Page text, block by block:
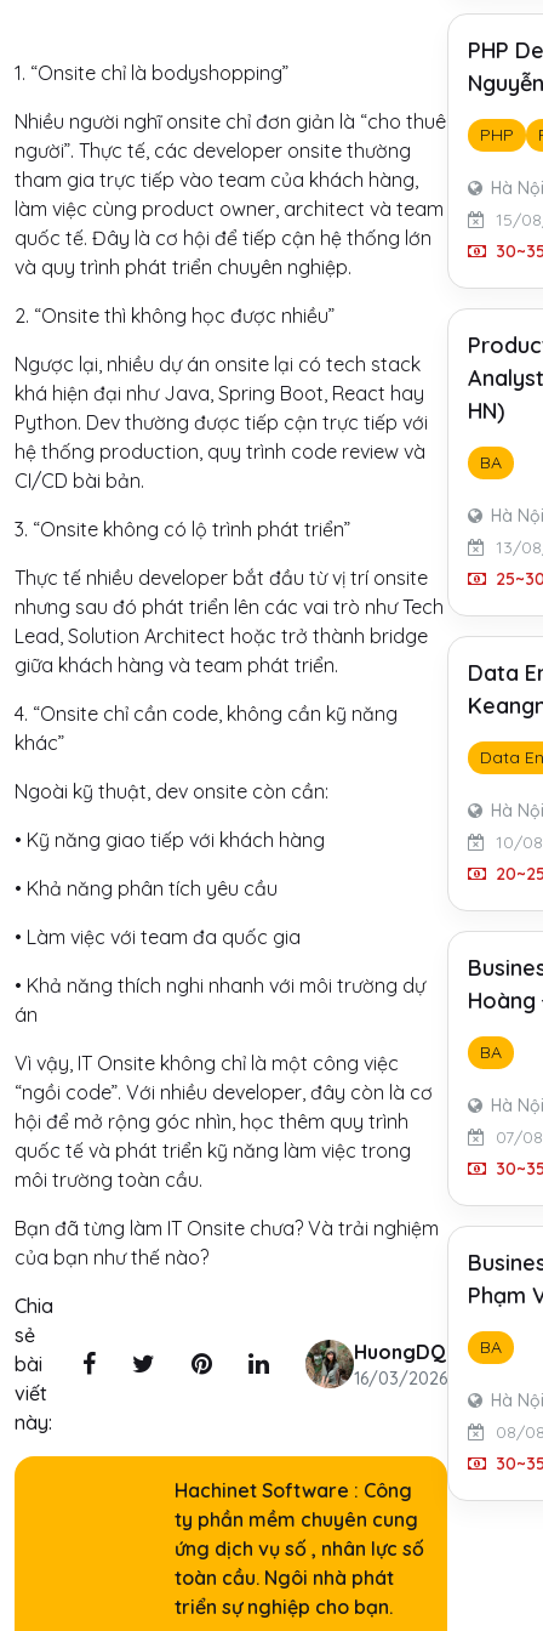
1. “Onsite chỉ là bodyshopping”
Nhiều người nghĩ onsite chỉ đơn giản là “cho thuê
người”. Thực tế, các developer onsite thường
tham gia trực tiếp vào team của khách hàng,
làm việc cùng product owner, architect và team
quốc tế. Đây là cơ hội để tiếp cận hệ thống lớn
và quy trình phát triển chuyên nghiệp.
2. “Onsite thì không học được nhiều”
Ngược lại, nhiều dự án onsite lại có tech stack
khá hiện đại như Java, Spring Boot, React hay
Python. Dev thường được tiếp cận trực tiếp với
hệ thống production, quy trình code review và
CI/CD bài bản.
3. “Onsite không có lộ trình phát triển”
Thực tế nhiều developer bắt đầu từ vị trí onsite
nhưng sau đó phát triển lên các vai trò như Tech
Lead, Solution Architect hoặc trở thành bridge
giữa khách hàng và team phát triển.
4. “Onsite chỉ cần code, không cần kỹ năng
khác”
Ngoài kỹ thuật, dev onsite còn cần:
• Kỹ năng giao tiếp với khách hàng
• Khả năng phân tích yêu cầu
• Làm việc với team đa quốc gia
• Khả năng thích nghi nhanh với môi trường dự
án
Vì vậy, IT Onsite không chỉ là một công việc
“ngồi code”. Với nhiều developer, đây còn là cơ
hội để mở rộng góc nhìn, học thêm quy trình
quốc tế và phát triển kỹ năng làm việc trong
môi trường toàn cầu.
Bạn đã từng làm IT Onsite chưa? Và trải nghiệm
của bạn như thế nào?
Chia
sẻ
bài
viết
này:
HuongDQ
16/03/2026
Hachinet Software : Công
ty phần mềm chuyên cung
ứng dịch vụ số , nhân lực số
toàn cầu. Ngôi nhà phát
triển sự nghiệp cho bạn.
PHP
PHP
Hà Nội
15/
HN)
BA
Hà Nội
13/
Data
Data
Hà Nội
10/
BA
Hà Nội
07/
Phạm
BA
Hà Nội
08/